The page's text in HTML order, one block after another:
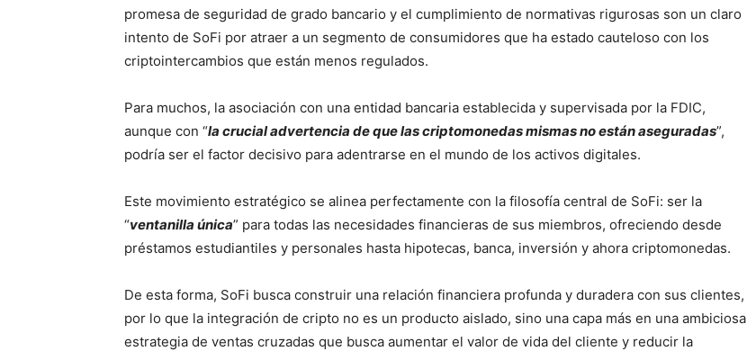
promesa de seguridad de grado bancario y el cumplimiento de normativas rigurosas son un claro
intento de SoFi por atraer a un segmento de consumidores que ha estado cauteloso con los
criptointercambios que están menos regulados.
Para muchos, la asociación con una entidad bancaria establecida y supervisada por la FDIC,
aunque con “la crucial advertencia de que las criptomonedas mismas no están aseguradas”,
podría ser el factor decisivo para adentrarse en el mundo de los activos digitales.
Este movimiento estratégico se alinea perfectamente con la filosofía central de SoFi: ser la
“ventanilla única” para todas las necesidades financieras de sus miembros, ofreciendo desde
préstamos estudiantiles y personales hasta hipotecas, banca, inversión y ahora criptomonedas.
De esta forma, SoFi busca construir una relación financiera profunda y duradera con sus clientes,
por lo que la integración de cripto no es un producto aislado, sino una capa más en una ambiciosa
estrategia de ventas cruzadas que busca aumentar el valor de vida del cliente y reducir la